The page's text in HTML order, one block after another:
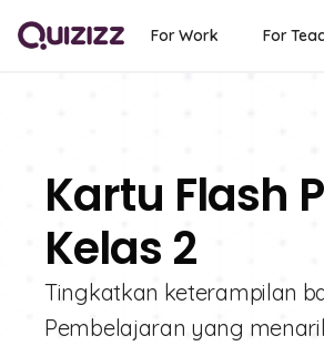
For Work For
Kartu Flash
Kelas 2
Tingkatkan keterampilan
Pembelajaran yang